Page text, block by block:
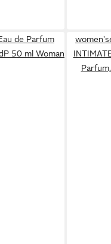
de Parfum
50 ml Woman